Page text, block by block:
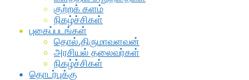
குற்றக் களம்
நிகழ்ச்சிகள்
புகைப்படங்கள்
தொல்.திருமாவளவன்
அரசியல் தலைவர்கள்
நிகழ்ச்சிகள்
தொடர்புக்கு